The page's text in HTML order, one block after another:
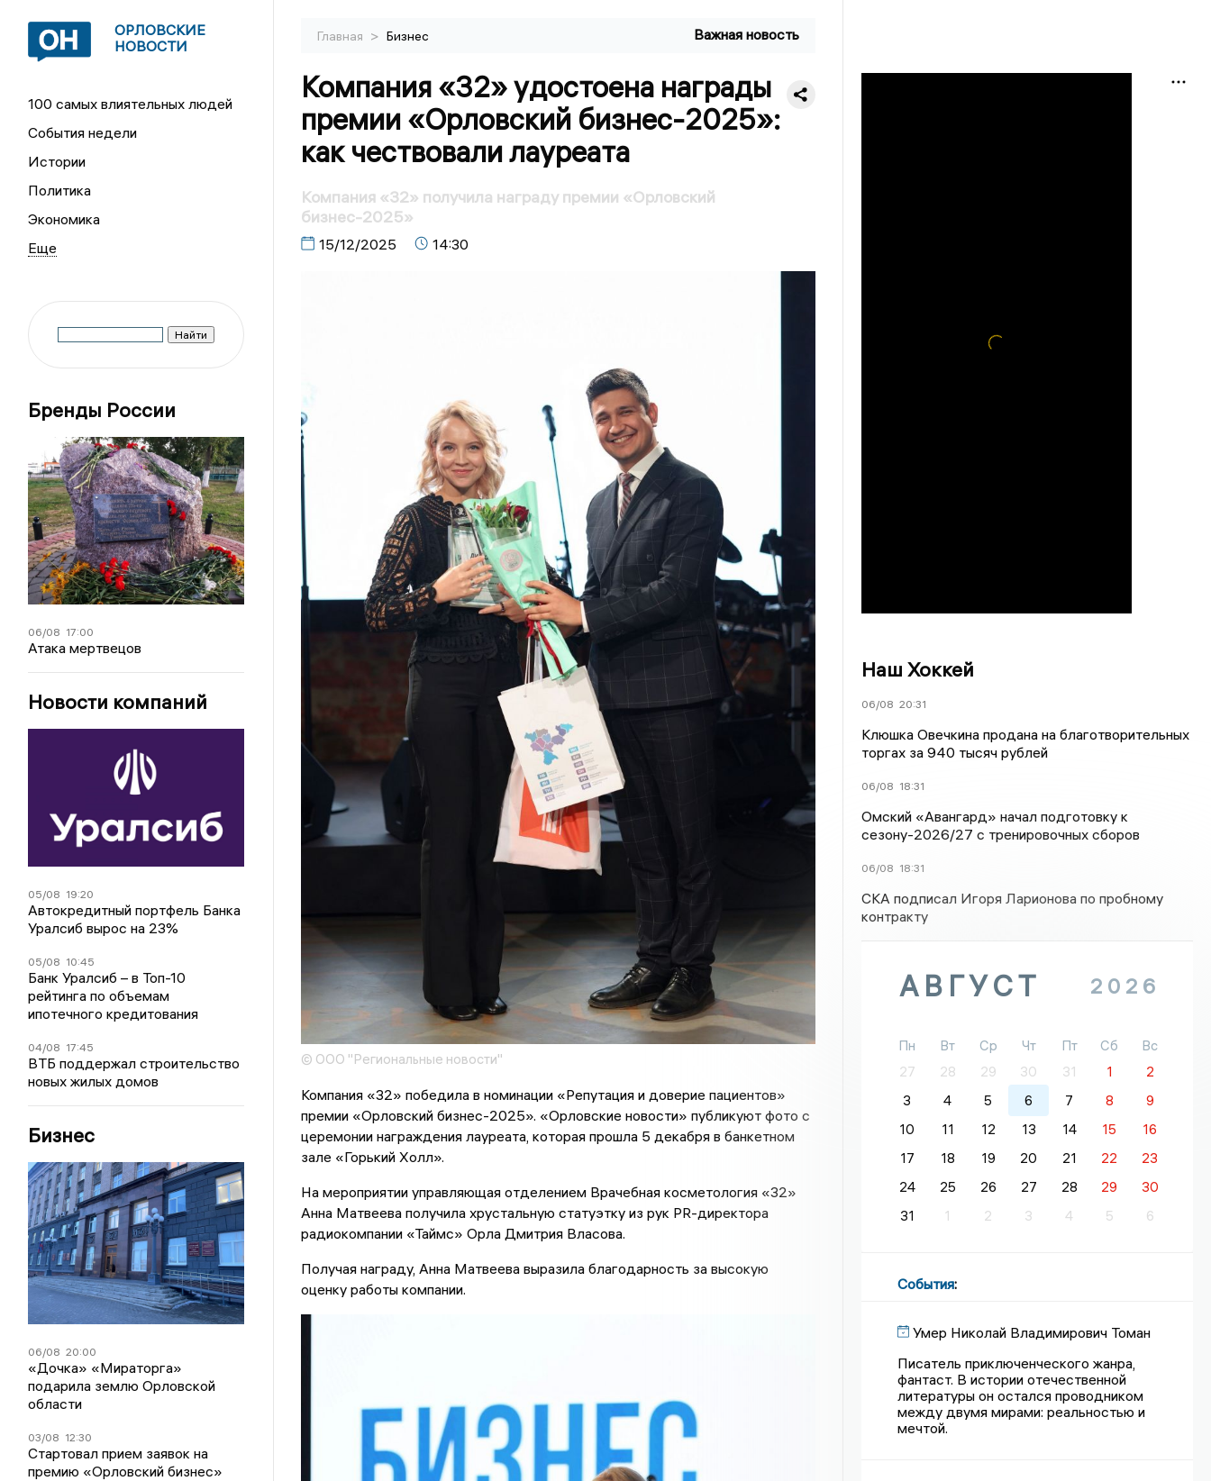
ОРЛОВСКИЕ
НОВОСТИ
100 самых влиятельных людей
События недели
Истории
Политика
Экономика
Бренды России
06/08 17:00
Атака мертвецов
Новости компаний
05/08 19:20
Автокредитный портфель Банка
Уралсиб вырос на 23%
05/08 10:45
Банк Уралсиб – в Топ-10
рейтинга по объемам
ипотечного кредитования
04/08 17:45
ВТБ поддержал строительство
новых жилых домов
Бизнес
06/08 20:00
«Дочка» «Мираторга»
подарила землю Орловской
области
03/08 12:30
Стартовал прием заявок на
премию «Орловский бизнес»
Главная > Бизнес Важная новость
Компания «32» удостоена награды
премии «Орловский бизнес-2025»:
как чествовали лауреата
Компания «32» получила награду премии «Орловский
бизнес-2025»
15/12/2025 14:30
© ООО "Региональные новости"
Компания «32» победила в номинации «Репутация и доверие пациентов»
премии «Орловский бизнес-2025». «Орловские новости» публикуют фото с
церемонии награждения лауреата, которая прошла 5 декабря в банкетном
зале «Горький Холл».
На мероприятии управляющая отделением Врачебная косметология «32»
Анна Матвеева получила хрустальную статуэтку из рук PR-директора
радиокомпании «Таймс» Орла Дмитрия Власова.
Получая награду, Анна Матвеева выразила благодарность за высокую
оценку работы компании.
Наш Хоккей
06/08 20:31
Клюшка Овечкина продана на благотворительных
торгах за 940 тысяч рублей
06/08 18:31
Омский «Авангард» начал подготовку к
сезону-2026/27 с тренировочных сборов
06/08 18:31
СКА подписал Игоря Ларионова по пробному
контракту
АВГУСТ 2026
Пн Вт Ср Чт Пт Сб
Вс
27
28 29 30 31 1
2
3
4 5 6 7 8
9
10
11 12 13 14 15
16
17
18 19 20 21 22
23
24
25 26 27 28 29
30
31
1 2 3 4 5 6
События:
Умер Николай Владимирович Томан
Писатель приключенческого жанра,
фантаст. В истории отечественной
литературы он остался проводником
между двумя мирами: реальностью и
мечтой.